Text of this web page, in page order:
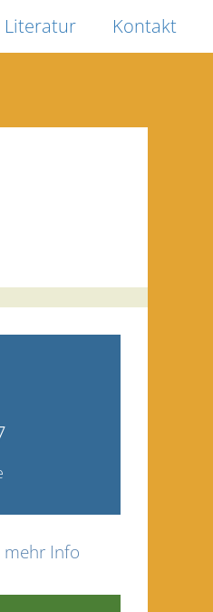
Literatur Kontakt
mehr Info